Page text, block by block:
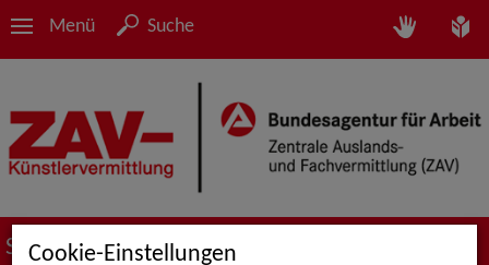
Menü Suche
Suche nach Künstler*innen
Cookie-Einstellungen